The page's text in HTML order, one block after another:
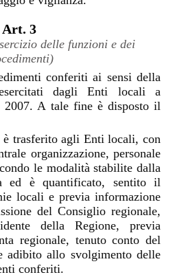
Art. 3
delle funzioni e dei
conferiti ai sensi della
dagli Enti locali a
2007. A tale fine è disposto il
è trasferito agli Enti locali, con
organizzazione, personale
le modalità stabilite dalla
ed è quantificato, sentito il
locali e previa informazione
del Consiglio regionale,
della Regione, previa
regionale, tenuto conto del
adibito allo svolgimento delle
conferiti.